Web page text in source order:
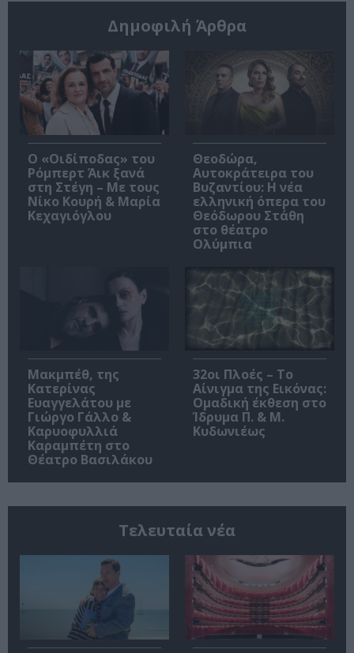
Δημοφιλή Άρθρα
O «Οιδίποδας» του
Ρόμπερτ Άικ ξανά
στη Στέγη – Με τους
Νίκο Κουρή & Μαρία
Κεχαγιόγλου
Θεοδώρα,
Αυτοκράτειρα του
Βυζαντίου: Η νέα
ελληνική όπερα του
Θεόδωρου Στάθη
στο θέατρο
Ολύμπια
Μακμπέθ, της
Κατερίνας
Ευαγγελάτου με
Γιώργο Γάλλο &
Καρυοφυλλιά
Καραμπέτη στο
Θέατρο Βασιλάκου
32οι Πλοές – Το
Αίνιγμα της Εικόνας:
Ομαδική έκθεση στο
Ίδρυμα Π. & Μ.
Κυδωνιέως
Τελευταία νέα